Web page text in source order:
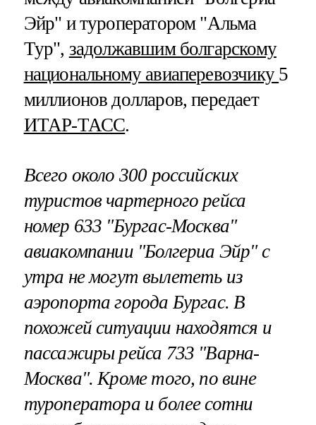
Эйр" и туроператором "Альма
Тур", задолжавшим болгарскому
национальному авиаперевозчику 5
миллионов долларов, передает
ИТАР-ТАСС.
Всего около 300 российских
туристов чартерного рейса
номер 633 "Бургас-Москва"
авиакомпании "Болгериа Эйр" с
утра не могут вылететь из
аэропорта города Бургас. В
похожей ситуации находятся и
пассажиры рейса 733 "Варна-
Москва". Кроме того, по вине
туроператора и более сотни